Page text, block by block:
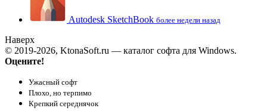
Autodesk SketchBook более недели назад
Наверх
© 2019-2026, KtonaSoft.ru — каталог софта для Windows.
Оцените!
Ужасный софт
Плохо, но терпимо
Крепкий середнячок